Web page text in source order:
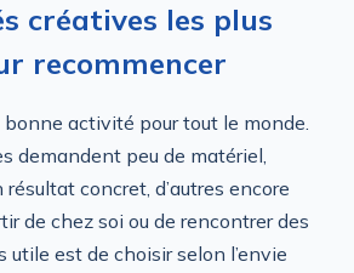
créatives les plus
recommencer
bonne activité pour tout le monde.
demandent peu de matériel,
concret, d’autres encore
de chez soi ou de rencontrer des
utile est de choisir selon l’envie